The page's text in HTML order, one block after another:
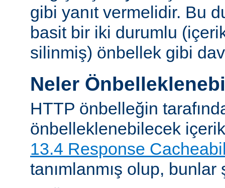
gibi yanıt vermelidir. Bu
basit bir iki durumlu
silinmiş) önbellek gibi
Neler
HTTP önbelleğin
önbelleklenebilecek
13.4 Response
tanımlanmış olup,